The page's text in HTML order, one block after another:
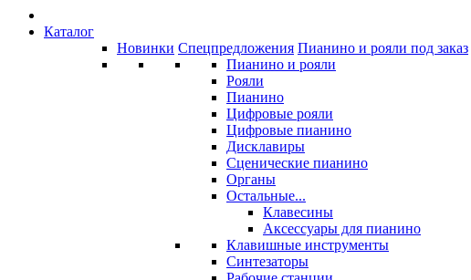
Каталог
Новинки Спецпредложения Пианино и рояли под заказ
Пианино и рояли
Рояли
Пианино
Цифровые рояли
Цифровые пианино
Дисклавиры
Сценические пианино
Органы
Остальные...
Клавесины
Аксессуары для пианино
Клавишные инструменты
Синтезаторы